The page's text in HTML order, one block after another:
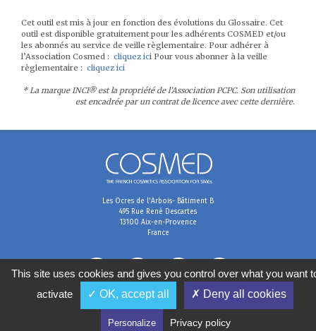
Cet outil est mis à jour en fonction des évolutions du Glossaire. Cet
outil est disponible gratuitement pour les adhérents COSMED et/ou
les abonnés au service de veille règlementaire. Pour adhérer à
l’Association Cosmed : cliquez ici Pour vous abonner à la veille
règlementaire : cliquez ici
* La marque INCI® est la propriété de l’Association PCPC. Son utilisation
est encadrée par un contrat de licence avec cette dernière.
Les Ocres de l'Arbois- Bâtiment B
495 Rue René Descartes
13100 Aix-en-Provence
France
Data preferences
Personal data management policy
This site uses cookies and gives you control over what you want
activate
✓ OK, accept all ✗ Deny all cookies
Personalize Privacy policy